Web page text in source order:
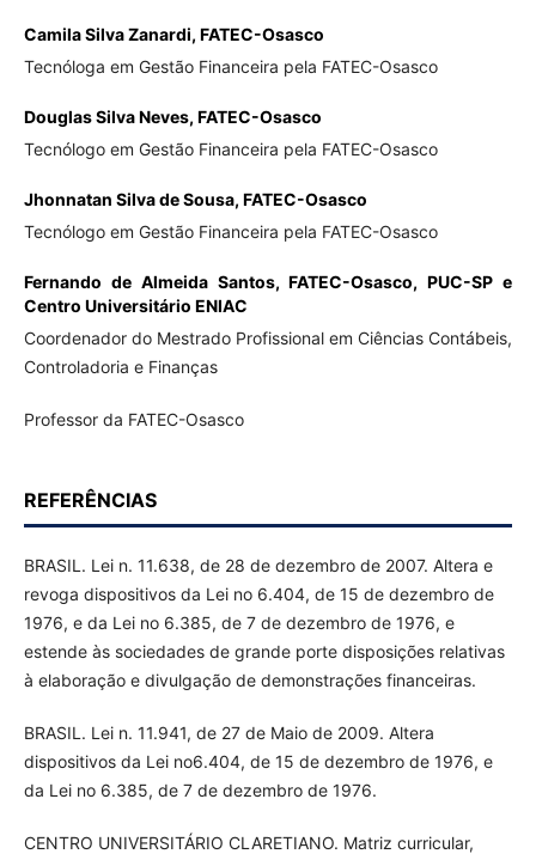
Camila Silva Zanardi, FATEC-Osasco
Tecnóloga em Gestão Financeira pela FATEC-Osasco
Douglas Silva Neves, FATEC-Osasco
Tecnólogo em Gestão Financeira pela FATEC-Osasco
Jhonnatan Silva de Sousa, FATEC-Osasco
Tecnólogo em Gestão Financeira pela FATEC-Osasco
Fernando de Almeida Santos,FATEC-Osasco, PUC-SP e
Centro Universitário ENIAC
Coordenador do Mestrado Profissional em Ciências Contábeis,
Controladoria e Finanças
Professor da FATEC-Osasco
REFERÊNCIAS
BRASIL. Lei n. 11.638, de 28 de dezembro de 2007. Altera e
revoga dispositivos da Lei no 6.404, de 15 de dezembro de
1976, e da Lei no 6.385, de 7 de dezembro de 1976, e
estende às sociedades de grande porte disposições relativas
à elaboração e divulgação de demonstrações financeiras.
BRASIL. Lei n. 11.941, de 27 de Maio de 2009. Altera
dispositivos da Lei no6.404, de 15 de dezembro de 1976, e
da Lei no 6.385, de 7 de dezembro de 1976.
CENTRO UNIVERSITÁRIO CLARETIANO. Matriz curricular,